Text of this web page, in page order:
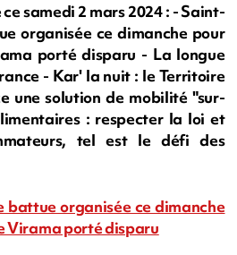
samedi 2 mars 2024 : - Saint-
organisée ce dimanche pour
porté disparu - La longue
- Kar' la nuit : le Territoire
une solution de mobilité "sur-
: respecter la loi et
tel est le défi des
battue organisée ce dimanche
Virama porté disparu